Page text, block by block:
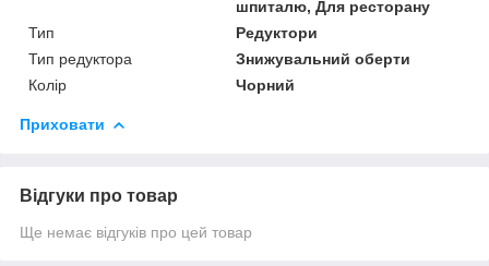
шпиталю, Для ресторану
Тип
Редуктори
Тип редуктора
Знижувальний оберти
Колір
Чорний
Приховати
Відгуки про товар
Ще немає відгуків про цей товар